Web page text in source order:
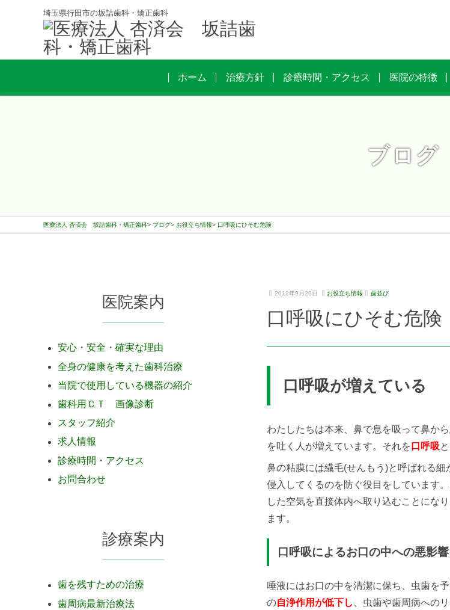
埼玉県行田市の坂詰歯科・矯正歯科
ホーム 治療方針 診療時間・アクセス 医院の特徴
ブログ
医療法人 杏済会 坂詰歯科・矯正歯科 ブログ お役立ち情報 口呼吸にひそむ危険
2012年9月20日 お役立ち情報 歯並び2
2
1
9
4
日
坂
歯
科
院
口呼吸にひそむ危険
口呼吸が増えている
わたしたちは本来、鼻で息を吸って鼻か
を吐く人が増えています。それを 口呼吸
鼻の粘膜には繊毛(せんもう)と呼ばれる
侵入してくるのを防ぐ役目をしています
した空気を直接体内へ取り込むことにな
ます。
口呼吸によるお口の中への悪影
唾液にはお口の中を清潔に保ち、虫歯を
の自浄作用が低下し 、虫歯や歯周病への
医院案内
安心・安全・確実な理由
全身の健康を考えた歯科治療
当院で使用している機器の紹介
歯科用ＣＴ 画像診断
スタッフ紹介
求人情報
診療時間・アクセス
お問合わせ
診療案内
歯を残すための治療
歯周病最新治療法